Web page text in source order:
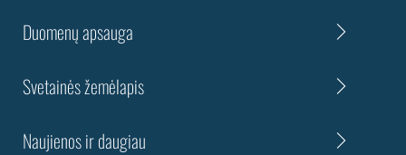
Duomenų apsauga
Svetainės žemėlapis
Naujienos ir daugiau